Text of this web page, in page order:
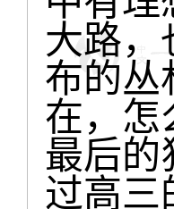
大路，
布的丛
在，怎
最后的
过高三